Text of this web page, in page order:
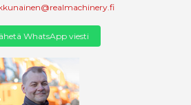
WhatsApp viesti